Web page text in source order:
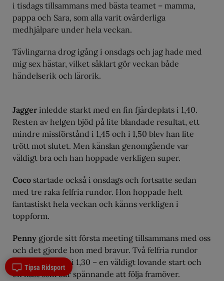
i tisdags tillsammans med bästa teamet – mamma,
pappa och Sara, som alla varit ovärderliga
medhjälpare under hela veckan.
Tävlingarna drog igång i onsdags och jag hade med
mig sex hästar, vilket såklart gör veckan både
händelserik och lärorik.
Jagger inledde starkt med en fin fjärdeplats i 1,40.
Resten av helgen bjöd på lite blandade resultat, ett
mindre missförstånd i 1,45 och i 1,50 blev han lite
trött mot slutet. Men känslan genomgående var
väldigt bra och han hoppade verkligen super.
Coco startade också i onsdags och fortsatte sedan
med tre raka felfria rundor. Hon hoppade helt
fantastiskt hela veckan och känns verkligen i
toppform.
Penny gjorde sitt första meeting tillsammans med oss
och det gjorde hon med bravur. Två felfria rundor
och ett nedslag i 1,30 – en väldigt lovande start och
en häst som blir spännande att följa framöver.
Tipsa Ridsport